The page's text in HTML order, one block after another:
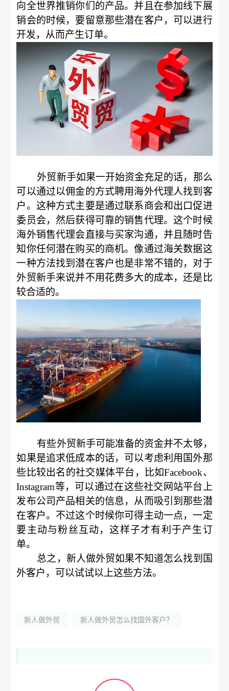
向全世界推销你们的产品。并且在参加线下展
销会的时候，要留意那些潜在客户，可以进行
开发，从而产生订单。
外贸新手如果一开始资金充足的话，那么
可以通过以佣金的方式聘用海外代理人找到客
户。这种方式主要是通过联系商会和出口促进
委员会，然后获得可靠的销售代理。这个时候
海外销售代理会直接与买家沟通，并且随时告
知你任何潜在购买的商机。像通过海关数据这
一种方法找到潜在客户也是非常不错的，对于
外贸新手来说并不用花费多大的成本，还是比
较合适的。
有些外贸新手可能准备的资金并不太够，
如果是追求低成本的话，可以考虑利用国外那
些比较出名的社交媒体平台，比如Facebook、
Instagram等，可以通过在这些社交网站平台上
发布公司产品相关的信息，从而吸引到那些潜
在客户。不过这个时候你可得主动一点，一定
要主动与粉丝互动，这样子才有利于产生订
单。
总之，新人做外贸如果不知道怎么找到国
外客户，可以试试以上这些方法。
新人做外贸 新人做外贸怎么找国外客户？